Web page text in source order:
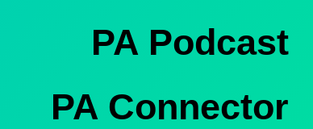
PA Podcast
PA Connector